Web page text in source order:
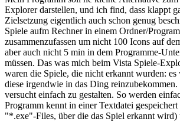
Explorer darstellen, und ich find, dass klappt
Zielsetzung eigentlich auch schon genug
Spiele aufm Rechner in einem Ordner/
zusammenzufassen um nicht 100 Icons auf
aber auch nicht 5 min in dem Programme-
müssen. Das was mich beim Vista Spiele-
waren die Spiele, die nicht erkannt wurden:
diese irgendwie in das Ding reinzubekommen.
versucht einfach zu gestalten. So werden
Programm kennt in einer Textdatei
"*.exe"-Files, über die das Spiel erkannt wird)